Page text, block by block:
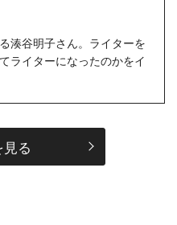
湊谷明子さん。ライターを
ライターになったのかをイ
る